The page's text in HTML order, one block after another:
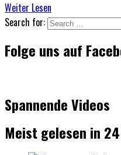
Weiter Lesen
Search for:
Folge uns auf
Spannende Videos
Meist gelesen in